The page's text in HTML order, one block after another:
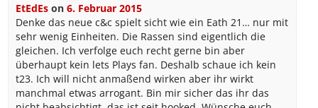
EtEdEson 6. Februar 2015
Denke das neue c&c spielt sicht wie ein Eath 21… nur mit
sehr wenig Einheiten. Die Rassen sind eigentlich die
gleichen. Ich verfolge euch recht gerne bin aber
überhaupt kein lets Plays fan. Deshalb schaue ich kein
t23. Ich will nicht anmaßend wirken aber ihr wirkt
manchmal etwas arrogant. Bin mir sicher das ihr das